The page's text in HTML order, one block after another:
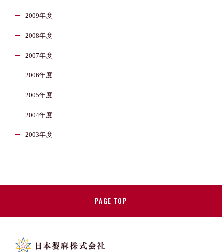
2009年度
2008年度
2007年度
2006年度
2005年度
2004年度
2003年度
PAGE TOP